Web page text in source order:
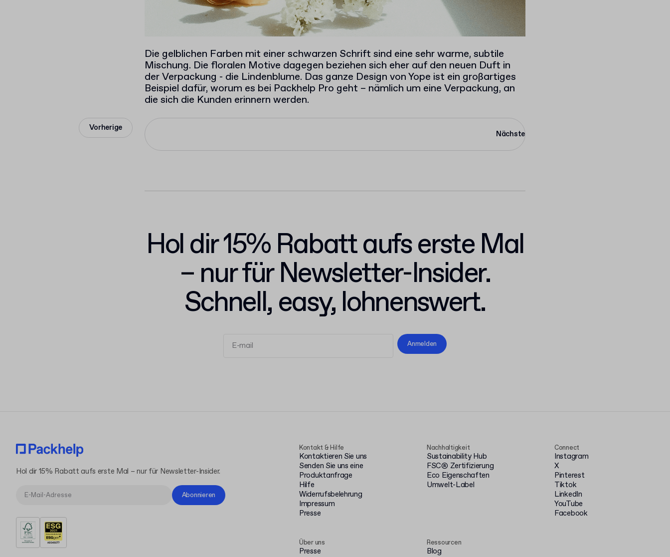
Die gelblichen Farben mit einer schwarzen Schrift sind eine sehr warme, subtile
Mischung. Die floralen Motive dagegen beziehen sich eher auf den neuen Duft in
der Verpackung - die Lindenblume. Das ganze Design von Yope ist ein großartiges
Beispiel dafür, worum es bei Packhelp Pro geht – nämlich um eine Verpackung, an
die sich die Kunden erinnern werden.
Vorherige
Nächste
Hol dir 15% Rabatt aufs erste Mal
– nur für Newsletter-Insider.
Schnell, easy, lohnenswert.
Anmelden
Kontakt & Hilfe
Kontaktieren Sie uns
Senden Sie uns eine
Produktanfrage
Hilfe
Widerrufsbelehrung
Impressum
Presse
Über uns
Presse
Nachhaltigkeit
Sustainability Hub
FSC® Zertifizierung
Eco Eigenschaften
Umwelt-Label
Ressourcen
Blog
Connect
Instagram
X
Pinterest
Tiktok
LinkedIn
YouTube
Facebook
Hol dir 15% Rabatt aufs erste Mal – nur für Newsletter-Insider.
Abonnieren